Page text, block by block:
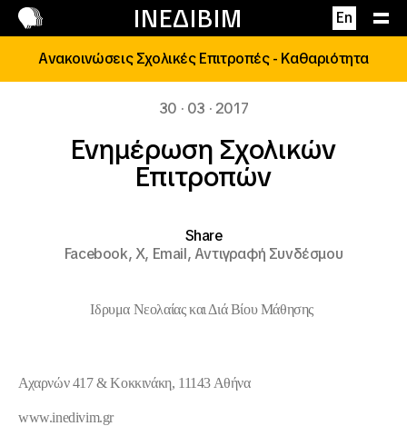
ΙΝΕΔΙΒΙΜ En
Επικοινωνία
Ανακοινώσεις Σχολικές Επιτροπές - Καθαριότητα
30 · 03 · 2017
Ενημέρωση Σχολικών
Επιτροπών
Share
Facebook,X, Email,Αντιγραφή Συνδέσμου
Ιδρυμα Νεολαίας και Διά Βίου Μάθησης
Αχαρνών 417 & Κοκκινάκη, 11143 Αθήνα
www.inedivim.gr